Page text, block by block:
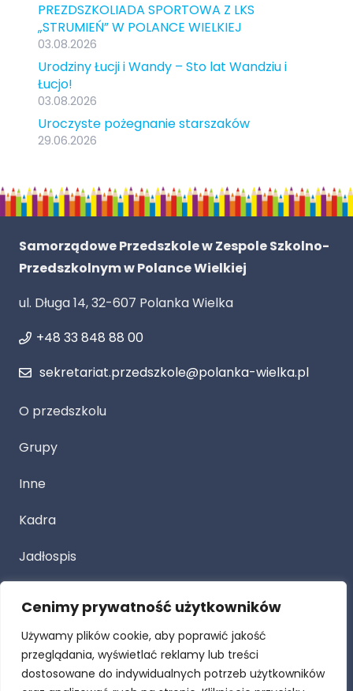
Cenimy prywatność użytkowników
Używamy plików cookie, aby poprawić jakość
przeglądania, wyświetlać reklamy lub treści
dostosowane do indywidualnych potrzeb użytkowników
PREZDSZKOLIADA SPORTOWA Z LKS
„STRUMIEŃ” W POLANCE WIELKIEJ
03.08.2026
Urodziny Łucji i Wandy – Sto lat Wandziu i
Łucjo!
03.08.2026
Uroczyste pożegnanie starszaków
29.06.2026
Samorządowe Przedszkole w Zespole Szkolno-
Przedszkolnym w Polance Wielkiej
ul. Długa 14, 32-607 Polanka Wielka
+48 33 848 88 00
sekretariat.przedszkole@polanka-wielka.pl
O przedszkolu
Grupy
Inne
Kadra
Jadłospis
Przetarg
Dla Rodziców
Procedury